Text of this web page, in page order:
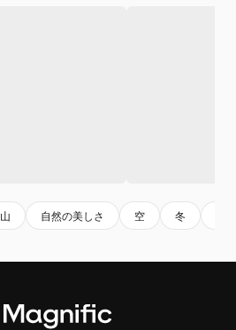
山 自然の美しさ 空 冬